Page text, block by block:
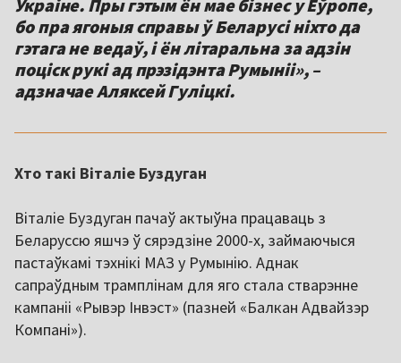
Украіне. Пры гэтым ён мае бізнес у Еўропе,
бо пра ягоныя справы ў Беларусі ніхто да
гэтага не ведаў, і ён літаральна за адзін
поціск рукі ад прэзідэнта Румыніі», –
адзначае Аляксей Гуліцкі.
Хто такі Віталіе Буздуган
Віталіе Буздуган пачаў актыўна працаваць з
Беларуссю яшчэ ў сярэдзіне 2000-х, займаючыся
пастаўкамі тэхнікі МАЗ у Румынію. Аднак
сапраўдным трамплінам для яго стала стварэнне
кампаніі «Рывэр Інвэст» (пазней «Балкан Адвайзэр
Компані»).